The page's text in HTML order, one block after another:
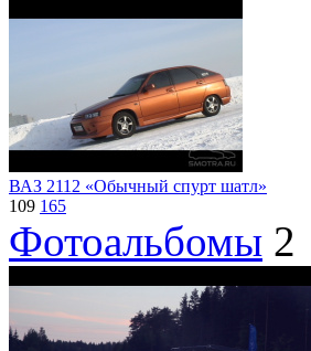
ВАЗ 2112 «Обычный спурт шатл»
109 165
Фотоальбомы 2